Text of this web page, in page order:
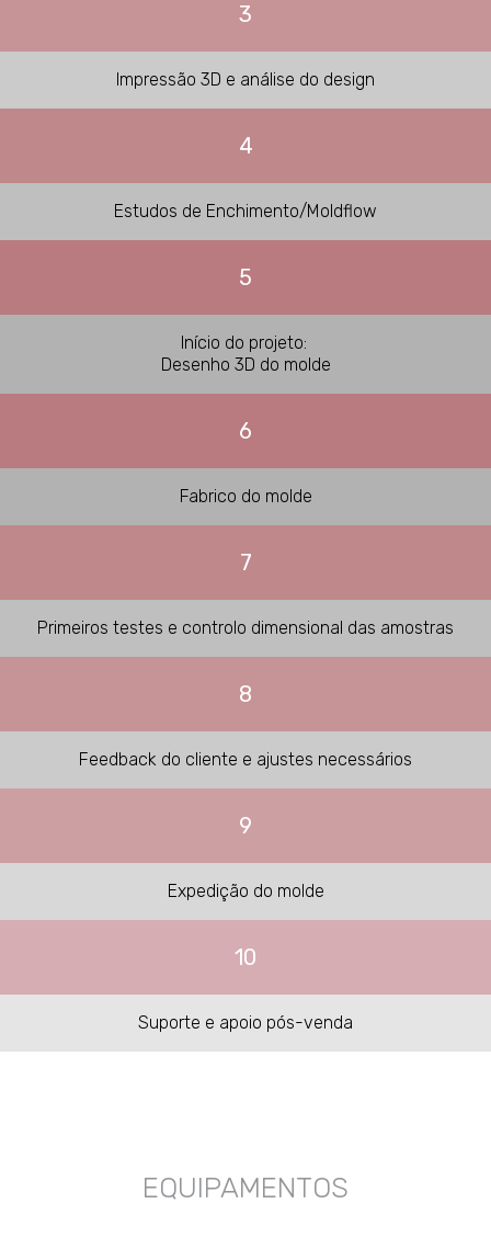
3
Impressão 3D e análise do design
4
Estudos de Enchimento/Moldflow
5
Início do projeto:
Desenho 3D do molde
6
Fabrico do molde
7
Primeiros testes e controlo dimensional das amostras
8
Feedback do cliente e ajustes necessários
9
Expedição do molde
10
Suporte e apoio pós-venda
EQUIPAMENTOS